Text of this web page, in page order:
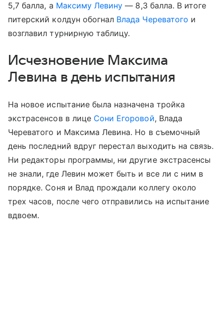
5,7 балла, а Максиму Левину — 8,3 балла. В итоге
питерский колдун обогнал Влада Череватого и
возглавил турнирную таблицу.
Исчезновение Максима
Левина в день испытания
На новое испытание была назначена тройка
экстрасенсов в лице Сони Егоровой, Влада
Череватого и Максима Левина. Но в съемочный
день последний вдруг перестал выходить на связь.
Ни редакторы программы, ни другие экстрасенсы
не знали, где Левин может быть и все ли с ним в
порядке. Соня и Влад прождали коллегу около
трех часов, после чего отправились на испытание
вдвоем.